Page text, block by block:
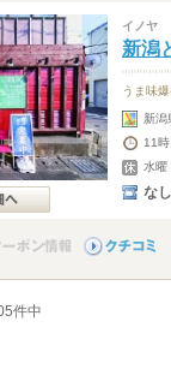
イノヤ
新潟
うま味
新潟
11
水曜
なし
件中